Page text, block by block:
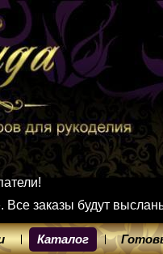
заказы будут
Каталог